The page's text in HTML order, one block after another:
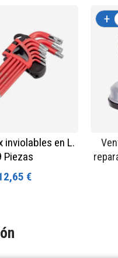
inviolables en L.
Piezas
€
+